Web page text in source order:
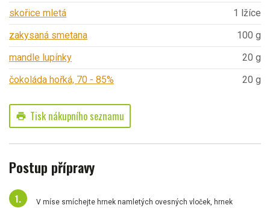
skořice mletá
1 lžíce
zakysaná smetana
100 g
mandle lupínky
20 g
čokoláda hořká, 70 - 85%
20 g
print Tisk nákupního seznamu
Postup přípravy
V míse smíchejte hrnek namletých ovesných vloček, hrnek